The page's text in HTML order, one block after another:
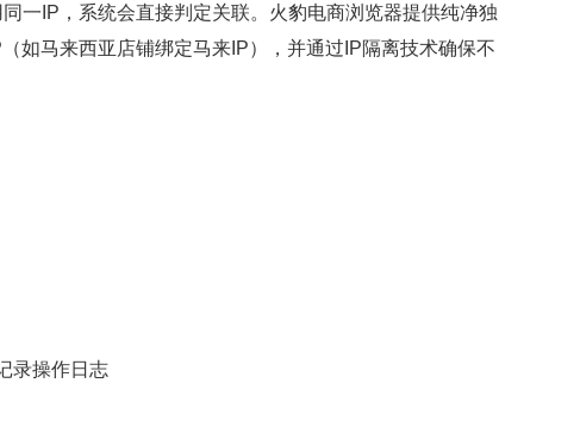
IP，系统会直接判定关联。火豹电商浏览器提供纯净独
如马来西亚店铺绑定马来IP），并通过IP隔离技术确保不
录操作日志